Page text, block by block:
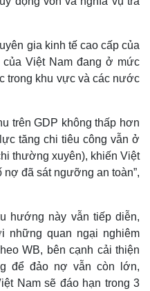
gia kinh tế cao cấp của
Việt Nam đang ở mức
trong khu vực và các nước
trên GDP không thấp hơn
tăng chi tiêu công vẫn ở
thường xuyên), khiến Việt
đã sát ngưỡng an toàn”,
hướng này vẫn tiếp diễn,
những quan ngại nghiêm
WB, bên cạnh cải thiện
để đảo nợ vẫn còn lớn,
Nam sẽ đáo hạn trong 3